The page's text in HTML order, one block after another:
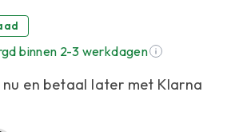
binnen 2-3 werkdagen
nu en betaal later met Klarna